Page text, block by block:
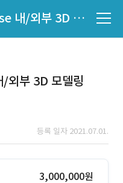
Modular Steel House 내/외부 3D 모델링
부 3D 모델링
등록 일자 2021.07.01.
3,000,000원